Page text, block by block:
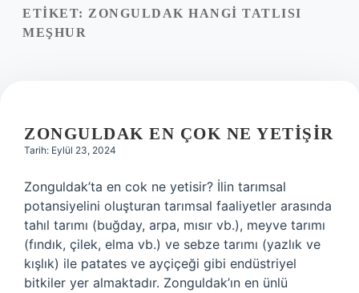
Yasal Uyarı
ETIKET: ZONGULDAK HANGI TATLISI
MEŞHUR
ZONGULDAK EN ÇOK NE YETIŞIR
Tarih: Eylül 23, 2024
Zonguldak’ta en cok ne yetisir? İlin tarımsal
potansiyelini oluşturan tarımsal faaliyetler arasında
tahıl tarımı (buğday, arpa, mısır vb.), meyve tarımı
(fındık, çilek, elma vb.) ve sebze tarımı (yazlık ve
kışlık) ile patates ve ayçiçeği gibi endüstriyel
bitkiler yer almaktadır. Zonguldak’ın en ünlü